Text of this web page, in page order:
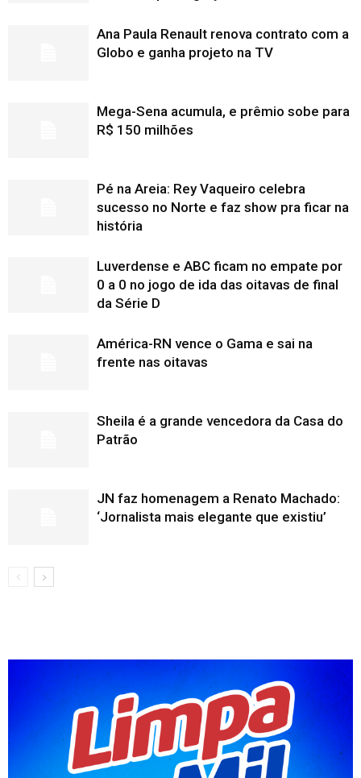
Ana Paula Renault renova contrato com a
Globo e ganha projeto na TV
Mega-Sena acumula, e prêmio sobe para
R$ 150 milhões
Pé na Areia: Rey Vaqueiro celebra
sucesso no Norte e faz show pra ficar na
história
Luverdense e ABC ficam no empate por
0 a 0 no jogo de ida das oitavas de final
da Série D
América-RN vence o Gama e sai na
frente nas oitavas
Sheila é a grande vencedora da Casa do
Patrão
JN faz homenagem a Renato Machado:
‘Jornalista mais elegante que existiu’